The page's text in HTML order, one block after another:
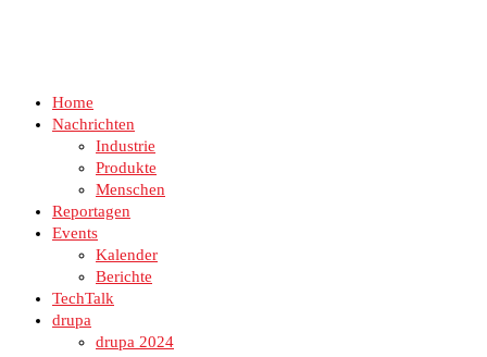
Home
Nachrichten
Industrie
Produkte
Menschen
Reportagen
Events
Kalender
Berichte
TechTalk
drupa
drupa 2024